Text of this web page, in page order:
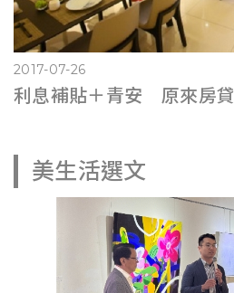
2017-07-26
美生活選文